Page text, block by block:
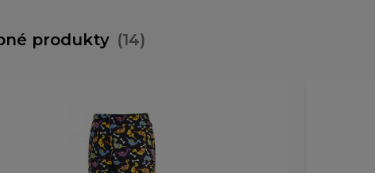
produkty (14)